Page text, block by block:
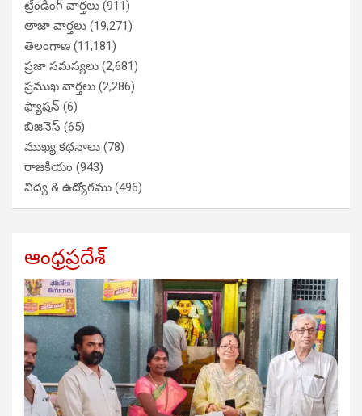
ట్రేండింగ్ వార్తలు (911)
తాజా వార్తలు (19,271)
తెలంగాణ (11,181)
ప్రజా సమస్యలు (2,681)
ప్రముఖ వార్తలు (2,286)
ఫ్యాషన్ (6)
బిజినెస్ (65)
ముఖ్య కథనాలు (78)
రాజకీయం (943)
విద్య & ఉద్యోగము (496)
ఆంధ్రప్రదేశ్